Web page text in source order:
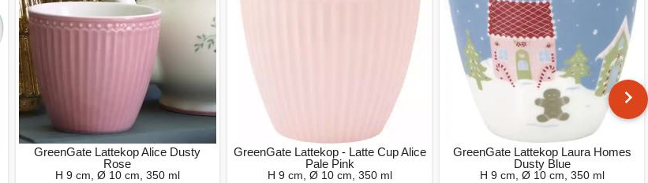
GreenGate Lattekop Alice Dusty
Rose
H 9 cm, Ø 10 cm, 350 ml
GreenGate Lattekop - Latte Cup Alice
Pale Pink
H 9 cm, Ø 10 cm, 350 ml
GreenGate Lattekop Laura Homes
Dusty Blue
H 9 cm, Ø 10 cm, 350 ml